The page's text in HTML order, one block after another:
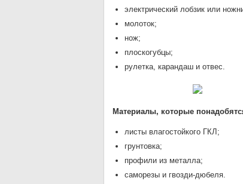
электрический лобзик или
молоток;
нож;
плоскогубцы;
рулетка, карандаш и отвес.
Материалы, которые
листы влагостойкого ГКЛ;
грунтовка;
профили из металла;
саморезы и гвозди-дюбеля.